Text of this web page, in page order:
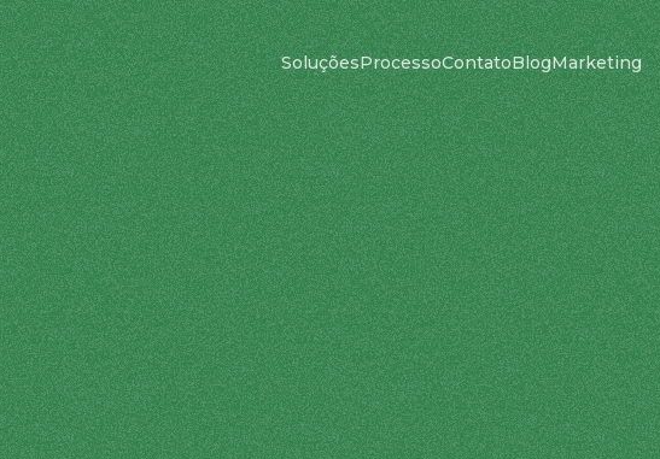
SoluçõesProcessoContatoBlogMarketing